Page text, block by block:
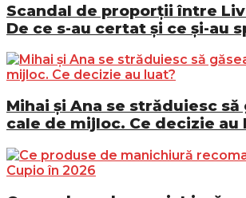
Scandal de proporții între
De ce s-au certat și ce și-au
Mihai și Ana se străduiesc să
cale de mijloc. Ce decizie au